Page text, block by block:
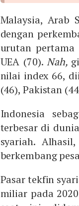
Malaysia, Arab
dengan
urutan pertama
UEA (70).Nah,
nilai index 66,
(46), Pakistan
Indonesia
terbesar di
syariah.
berkembang
Pasar tekfin
miliar pada